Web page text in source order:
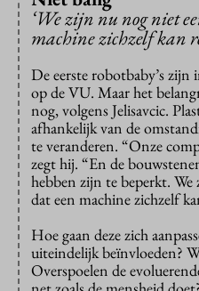
‘We zijn nu nog niet
machine zichzelf kan
De eerste robotbaby’s
op de VU. Maar het
nog, volgens Jelisavcic.
afhankelijk van de
te veranderen. “Onze
zegt hij. “En de
hebben zijn te beperkt.
dat een machine zichzelf
Hoe gaan deze zich
uiteindelijk beïnvloeden?
Overspoelen de